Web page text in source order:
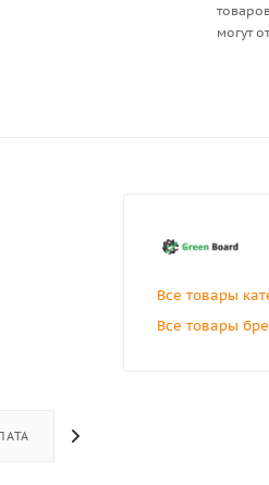
могут
Все товары
Все товары